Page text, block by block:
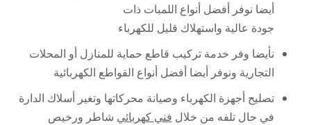
أيضا نوفر أفضل أنواع اللمبات ذات
جودة عالية واستهلاك قليل للكهرباء
نأيضا وفر خدمة تركيب قاطع حماية للمنازل أو المحلات
التجارية ونوفر أيضا أفضل أنواع القواطع الكهربائية
تصليح أجهزة الكهرباء وصيانة محركاتها وتغير أسلاك الدارة
في حال تلفه من خلال فني كهربائي شاطر ورخيص